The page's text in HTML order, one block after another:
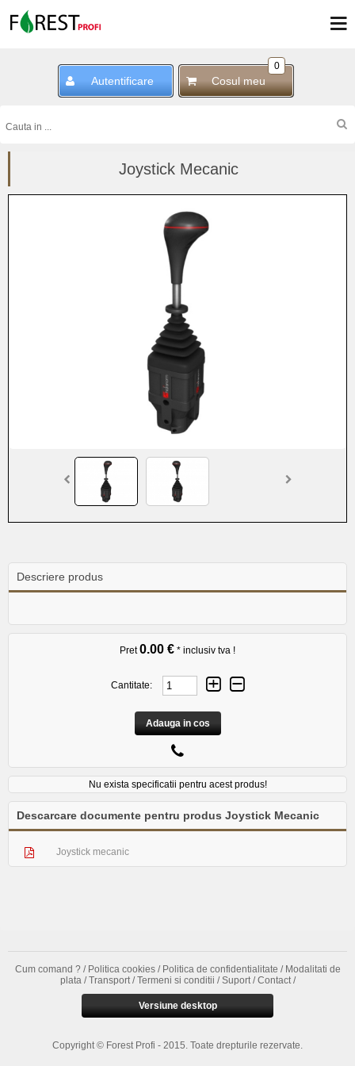
Autentificare
0
Cosul meu
Joystick Mecanic
Descriere produs
Pret0.00 € * inclusiv tva !
Cantitate:
Adauga in cos
Nu exista specificatii pentru acest produs!
Descarcare documente pentru produs Joystick Mecanic
Joystick mecanic
Cum comand ? / Politica cookies / Politica de confidentialitate / Modalitati de
plata / Transport / Termeni si conditii / Suport / Contact /
Versiune desktop
Copyright © Forest Profi - 2015. Toate drepturile rezervate.